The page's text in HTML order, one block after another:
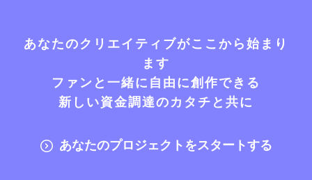
あなたのクリエイティブがここから始まり
ます
ファンと一緒に自由に創作できる
新しい資金調達のカタチと共に
あなたのプロジェクトをスタートする